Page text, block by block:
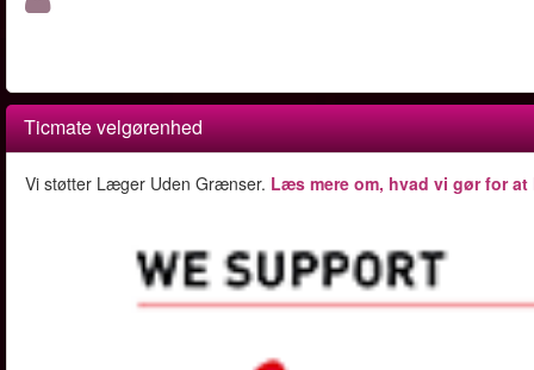
Ticmate velgørenhed
Vi støtter Læger Uden Grænser. Læs mere om, hvad vi gør for